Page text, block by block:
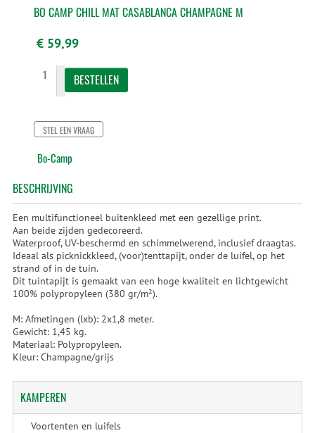
BO CAMP CHILL MAT CASABLANCA CHAMPAGNE M
€ 59,99
STEL EEN VRAAG
Bo-Camp
BESCHRIJVING
Een multifunctioneel buitenkleed met een gezellige print.
Aan beide zijden gedecoreerd.
Waterproof, UV-beschermd en schimmelwerend, inclusief draagtas.
Ideaal als picknickkleed, (voor)tenttapijt, onder de luifel, op het
strand of in de tuin.
Dit tuintapijt is gemaakt van een hoge kwaliteit en lichtgewicht
100% polypropyleen (380 gr/m²).
M: Afmetingen (lxb): 2x1,8 meter.
Gewicht: 1,45 kg.
Materiaal: Polypropyleen.
Kleur: Champagne/grijs
KAMPEREN
Voortenten en luifels